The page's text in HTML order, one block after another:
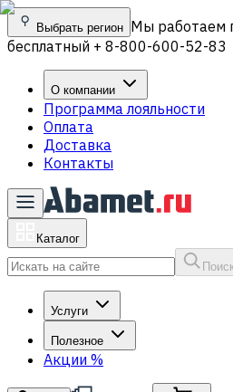
Выбрать регион Мы работаем
бесплатный + 8-800-600-52-83
О компании
Программа лояльности
Оплата
Доставка
Контакты
Каталог
Услуги
Полезное
Акции %